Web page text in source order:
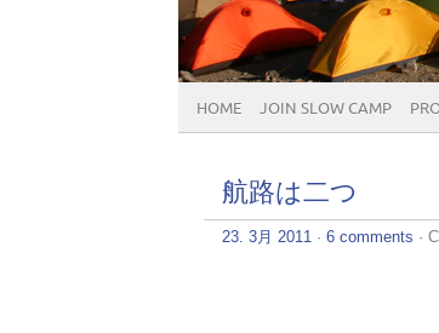
HOME JOIN SLOW CAMP
航路は二つ
23. 3月 2011 · 6 comments ·